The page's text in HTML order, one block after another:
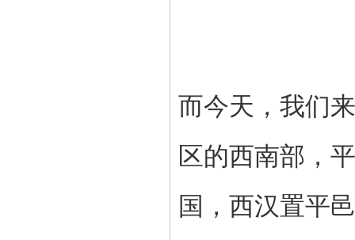
而今天，我们
区的西南部，
国，西汉置平